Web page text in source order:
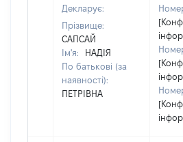
Декларує:
Прізвище:
САПСАЙ
Ім'я:
НАДІЯ
По батькові (за
наявності):
ПЕТРІВНА